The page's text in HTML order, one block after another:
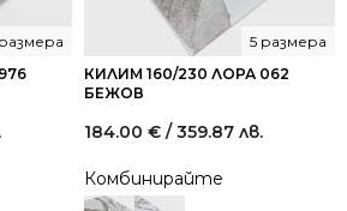
КИЛИМ 160/230 ЛОРА 062
БЕЖОВ
5 размера
184.00 € / 359.87 лв.
Комбинирайте